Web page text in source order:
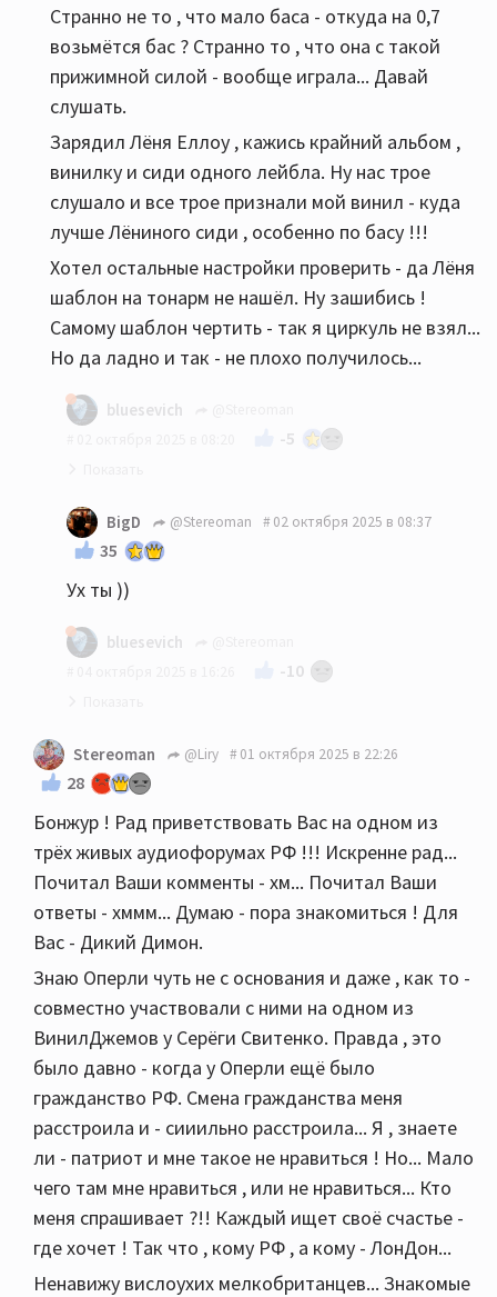
Странно не то , что мало баса - откуда на 0,7
возьмётся бас ? Странно то , что она с такой
прижимной силой - вообще играла... Давай
слушать.
Зарядил Лёня Еллоу , кажись крайний альбом ,
винилку и сиди одного лейбла. Ну нас трое
слушало и все трое признали мой винил - куда
лучше Лёниного сиди , особенно по басу !!!
Хотел остальные настройки проверить - да Лёня
шаблон на тонарм не нашёл. Ну зашибись !
Самому шаблон чертить - так я циркуль не взял...
Но да ладно и так - не плохо получилось...
bluesevich
-5
Конечно заходи, будем рады🤗
BigD @Stereoman 02 октября 2025 в 08:37
35
Ух ты ))
bluesevich
-10
Всё, что написано - полная чушь. Дима был
пьян и мало что помнит. Впрочем пьян так же,
как и я. Выпили 0,7 виски на двоих:)) И почти
без закуски.
вертушке, на выставке, tw-acoustics. В данном
же случае я сам допустил ошибку, уменьшив
вес на грамм, но бас всё одно не появился,
когда всё вернули на исходную. Имеется в
виду ДИНАМИКУ баса, а не его количество.
Если Дмитрий не помнит всех подробностей,
на выставке я ему всё напомню.
До встречи на следующей неделе!
PS фоник же Phasemation так и не
согласовался по сопротивлению картриджа.
(Pioneer PC-MC7)
Stereoman @Liry 01 октября 2025 в 22:26
28
Бонжур ! Рад приветствовать Вас на одном из
трёх живых аудиофорумах РФ !!! Искренне рад...
Почитал Ваши комменты - хм... Почитал Ваши
ответы - хммм... Думаю - пора знакомиться ! Для
Вас - Дикий Димон.
Знаю Оперли чуть не с основания и даже , как то -
совместно участвовали с ними на одном из
ВинилДжемов у Серёги Свитенко. Правда , это
было давно - когда у Оперли ещё было
гражданство РФ. Смена гражданства меня
расстроила и - сииильно расстроила... Я , знаете
ли - патриот и мне такое не нравиться ! Но... Мало
чего там мне нравиться , или не нравиться... Кто
меня спрашивает ?!! Каждый ищет своё счастье -
где хочет ! Так что , кому РФ , а кому - ЛонДон...
Ненавижу вислоухих мелкобританцев... Знакомые